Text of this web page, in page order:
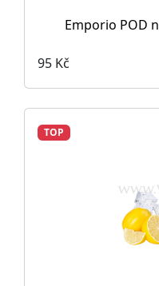
Emporio POD
95 Kč
TOP